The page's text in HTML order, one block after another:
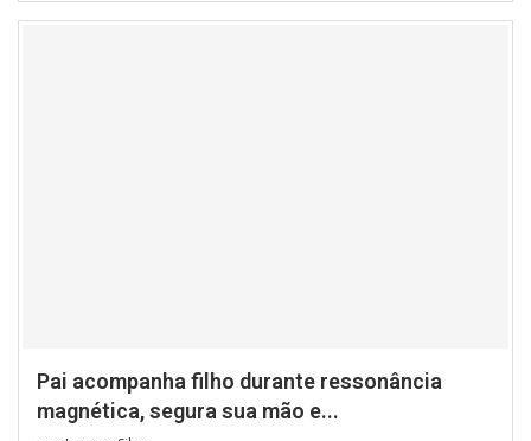
Pai acompanha filho durante ressonância
magnética, segura sua mão e...